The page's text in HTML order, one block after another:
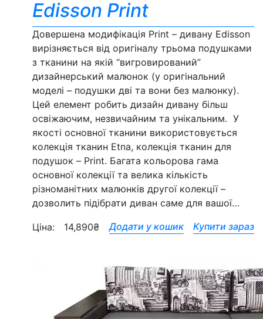
Edisson Print
Довершена модифікація Print – дивану Edisson
вирізняється від оригіналу трьома подушками
з тканини на якій “вигровирований”
дизайнерський малюнок (у оригінальний
моделі – подушки дві та вони без малюнку).
Цей елемент робить дизайн дивану більш
освіжаючим, незвичайним та унікальним. У
якості основної тканини використовується
колекція тканин Etna, колекція тканин для
подушок – Print. Багата кольорова гама
основної колекції та велика кількість
різноманітних малюнків другої колекції –
дозволить підібрати диван саме для вашої…
Ціна: 14,890₴ Додати у кошик Купити зараз